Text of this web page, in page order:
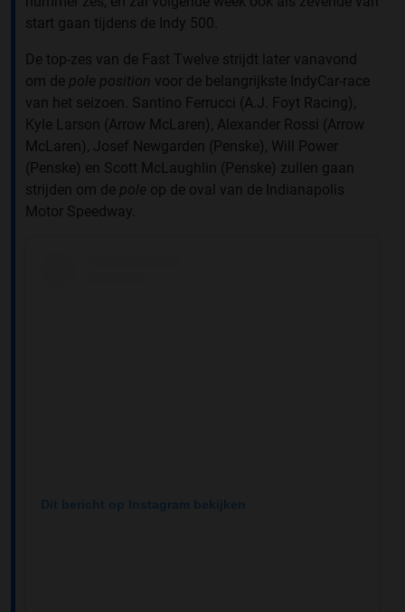
start gaan tijdens de Indy 500.
De top-zes van de Fast Twelve strijdt later vanavond
om de pole position voor de belangrijkste IndyCar-race
van het seizoen. Santino Ferrucci (A.J. Foyt Racing),
Kyle Larson (Arrow McLaren), Alexander Rossi (Arrow
McLaren), Josef Newgarden (Penske), Will Power
(Penske) en Scott McLaughlin (Penske) zullen gaan
strijden om de pole op de oval van de Indianapolis
Motor Speedway.
Dit bericht op Instagram bekijken